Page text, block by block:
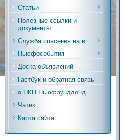
Статьи
Полезные ссылки и
документы
Служба спасения на в...
Ньюфособытия
Доска объявлений
Гастбук и обратная связь
о НКП Ньюфаундленд
Чатик
Карта сайта